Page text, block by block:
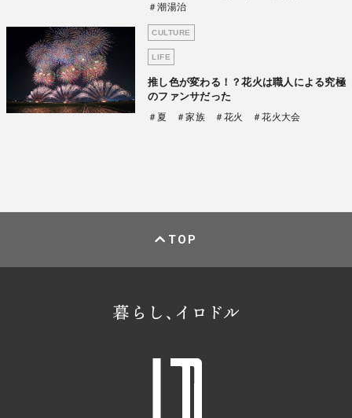
＃潮湯治
CULTURE
LIFE
推し色が変わる！？花火は職人による究極
のファンサだった
＃夏 ＃家族 ＃花火 ＃花火大会
TOP